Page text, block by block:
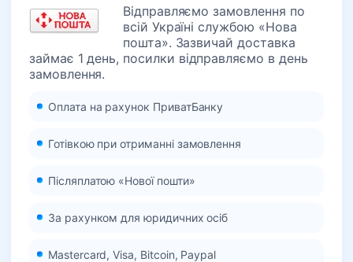
Відправляємо замовлення по
всій Україні службою «Нова
пошта». Зазвичай доставка
займає 1 день, посилки відправляємо в день
замовлення.
Оплата на рахунок ПриватБанку
Готівкою при отриманні замовлення
Післяплатою «Нової пошти»
За рахунком для юридичних осіб
Mastercard, Visa, Bitcoin, Paypal